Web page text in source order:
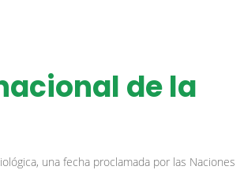
de la
una fecha proclamada por las Naciones